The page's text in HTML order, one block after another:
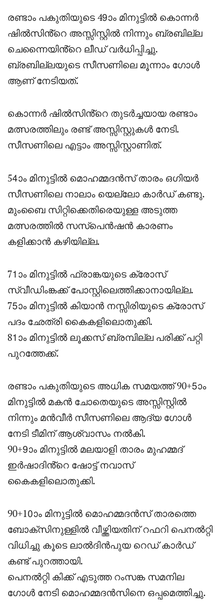
രണ്ടാം പകുതിയുടെ 49ാം മിനുട്ടിൽ കൊന്നർ
ഷിൽസിൻ്റെ അസ്സിസ്റ്റിൽ നിന്നും ബ്രബില്ല
ചെന്നൈയിൻ്റെ ലീഡ് വർധിപ്പിച്ചു.
ബ്രബില്ലയുടെ സീസണിലെ മൂന്നാം ഗോൾ
ആണ് നേടിയത്.
കൊന്നർ ഷിൽസിൻ്റെ തുടർച്ചയായ രണ്ടാം
മത്സരത്തിലും രണ്ട് അസ്സിസ്റ്റുകൾ നേടി.
സീസണിലെ എട്ടാം അസ്സിസ്റ്റാണിത്.
54ാം മിനുട്ടിൽ മൊഹമ്മദൻസ് താരം ഒഗിയർ
സീസണിലെ നാലാം യെല്ലോ കാർഡ് കണ്ടു.
മുംബൈ സിറ്റിക്കെതിരെയുള്ള അടുത്ത
മത്സരത്തിൽ സസ്പെൻഷൻ കാരണം
കളിക്കാൻ കഴിയില്ല.
71ാം മിനുട്ടിൽ ഫ്രാങ്കയുടെ ക്രോസ്
സ്വീഡിംങ്കക്ക് പോസ്റ്റിലെത്തിക്കാനായില്ല.
75ാം മിനുട്ടിൽ കിയാൻ നസ്സിരിയുടെ ക്രോസ്
പദം ഛേത്രി കൈകളിലൊതുക്കി.
81ാം മിനുട്ടിൽ ലൂക്കസ് ബ്രമ്പില്ല പരിക്ക് പറ്റി
പുറത്തേക്ക്.
രണ്ടാം പകുതിയുടെ അധിക സമയത്ത് 90+5ാം
മിനുട്ടിൽ മകൻ ചോതെയുടെ അസ്സിസ്റ്റിൽ
നിന്നും മൻവീർ സീസണിലെ ആദ്യ ഗോൾ
നേടി ടീമിന് ആശ്വാസം നൽകി.
90+9ാം മിനുട്ടിൽ മലയാളി താരം മുഹമ്മദ്
ഇർഷാദിൻ്റെ ഷോട്ട് നവാസ്
കൈകളിലൊതുക്കി.
90+10ാം മിനുട്ടിൽ മൊഹമ്മദൻസ് താരത്തെ
ബോക്സിനുള്ളിൽ വീഴ്ത്തിയതിന് റഫറി പെനൽറ്റി
വിധിച്ചു കൂടെ ലാൽദിൻപുയ റെഡ് കാർഡ്
കണ്ട് പുറത്തായി.
പെനൽറ്റി കിക്ക് എടുത്ത റംസങ്ക സമനില
ഗോൾ നേടി മൊഹമ്മദൻസിനെ ഒപ്പമെത്തിച്ചു.